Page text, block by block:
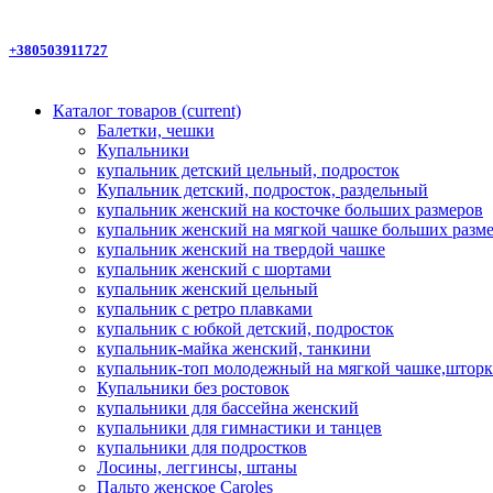
+380503911727
Каталог товаров (current)
Балетки, чешки
Купальники
купальник детский цельный, подросток
Купальник детский, подросток, раздельный
купальник женский на косточке больших размеров
купальник женский на мягкой чашке больших
купальник женский на твердой чашке
купальник женский с шортами
купальник женский цельный
купальник с ретро плавками
купальник с юбкой детский, подросток
купальник-майка женский, танкини
купальник-топ молодежный на мягкой
Купальники без ростовок
купальники для бассейна женский
купальники для гимнастики и танцев
купальники для подростков
Лосины, леггинсы, штаны
Пальто женское Caroles